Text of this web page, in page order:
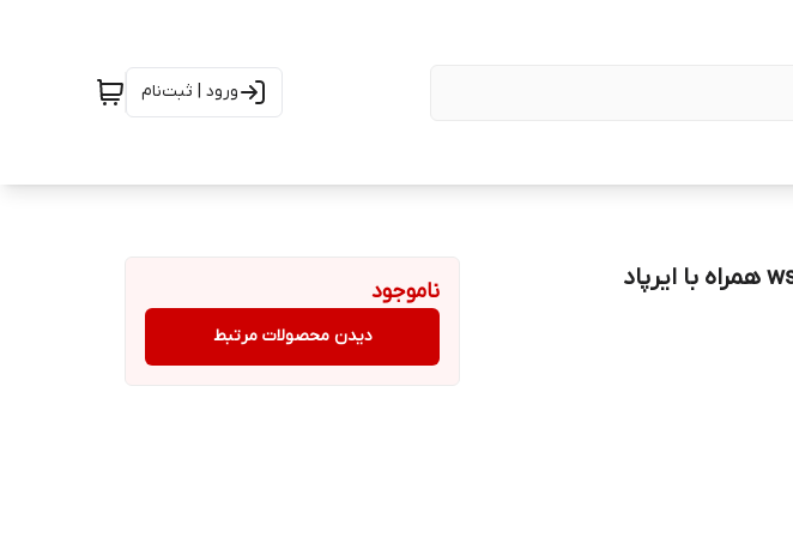
ورود | ثبت‌نام
ناموجود
دیدن محصولات مرتبط